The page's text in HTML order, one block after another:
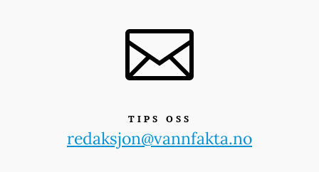

TIPS OSS
redaksjon@vannfakta.no